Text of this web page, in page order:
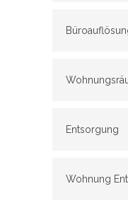
Entsorgung
Wohnung